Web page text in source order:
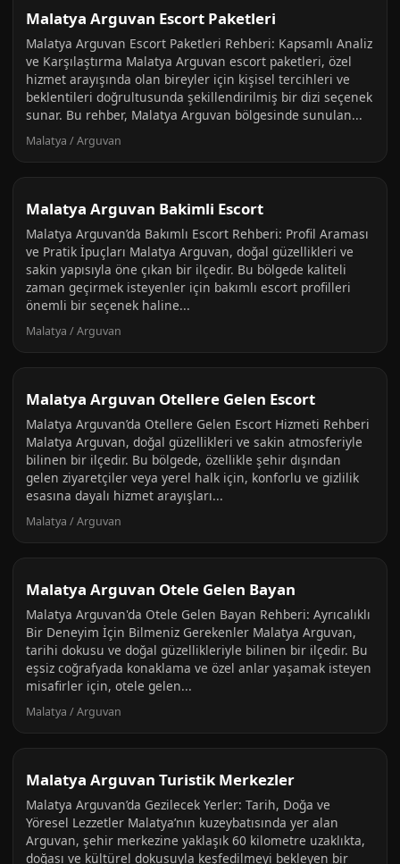
Malatya Arguvan Escort Paketleri
Malatya Arguvan Escort Paketleri Rehberi: Kapsamlı Analiz
ve Karşılaştırma Malatya Arguvan escort paketleri, özel
hizmet arayışında olan bireyler için kişisel tercihleri ve
beklentileri doğrultusunda şekillendirilmiş bir dizi seçenek
sunar. Bu rehber, Malatya Arguvan bölgesinde sunulan...
Malatya / Arguvan
Malatya Arguvan Bakimli Escort
Malatya Arguvan’da Bakımlı Escort Rehberi: Profil Araması
ve Pratik İpuçları Malatya Arguvan, doğal güzellikleri ve
sakin yapısıyla öne çıkan bir ilçedir. Bu bölgede kaliteli
zaman geçirmek isteyenler için bakımlı escort profilleri
önemli bir seçenek haline...
Malatya / Arguvan
Malatya Arguvan Otellere Gelen Escort
Malatya Arguvan’da Otellere Gelen Escort Hizmeti Rehberi
Malatya Arguvan, doğal güzellikleri ve sakin atmosferiyle
bilinen bir ilçedir. Bu bölgede, özellikle şehir dışından
gelen ziyaretçiler veya yerel halk için, konforlu ve gizlilik
esasına dayalı hizmet arayışları...
Malatya / Arguvan
Malatya Arguvan Otele Gelen Bayan
Malatya Arguvan'da Otele Gelen Bayan Rehberi: Ayrıcalıklı
Bir Deneyim İçin Bilmeniz Gerekenler Malatya Arguvan,
tarihi dokusu ve doğal güzellikleriyle bilinen bir ilçedir. Bu
eşsiz coğrafyada konaklama ve özel anlar yaşamak isteyen
misafirler için, otele gelen...
Malatya / Arguvan
Malatya Arguvan Turistik Merkezler
Malatya Arguvan’da Gezilecek Yerler: Tarih, Doğa ve
Yöresel Lezzetler Malatya’nın kuzeybatısında yer alan
Arguvan, şehir merkezine yaklaşık 60 kilometre uzaklıkta,
doğası ve kültürel dokusuyla keşfedilmeyi bekleyen bir